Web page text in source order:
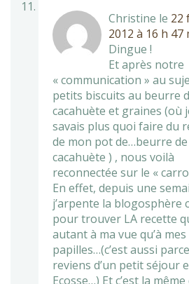
Christine le 22
2012 à 16 h 47
Dingue !
Et après notre
« communication » au
petits biscuits au beurre
cacahuète et graines (où
savais plus quoi faire du
de mon pot de…beurre de
cacahuète ) , nous voilà
reconnectée sur le «
En effet, depuis une
j’arpente la blogosphère
pour trouver LA recette
autant à ma vue qu’à mes
papilles…(c’est aussi
reviens d’un petit séjour
Ecosse…) Et c’est la même